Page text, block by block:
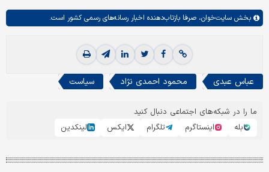
بخش سایت‌خوان، صرفا بازتاب‌دهنده اخبار رسانه‌های رسمی کشور است.
عباس عبدی محمود احمدی نژاد سیاست‌
ما را در شبکه‌های اجتماعی دنبال کنید
بله
اینستاگرم تلگرام ایکس لینکدین